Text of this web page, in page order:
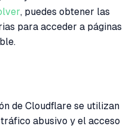
, puedes obtener las
para acceder a páginas
de Cloudflare se utilizan
abusivo y el acceso